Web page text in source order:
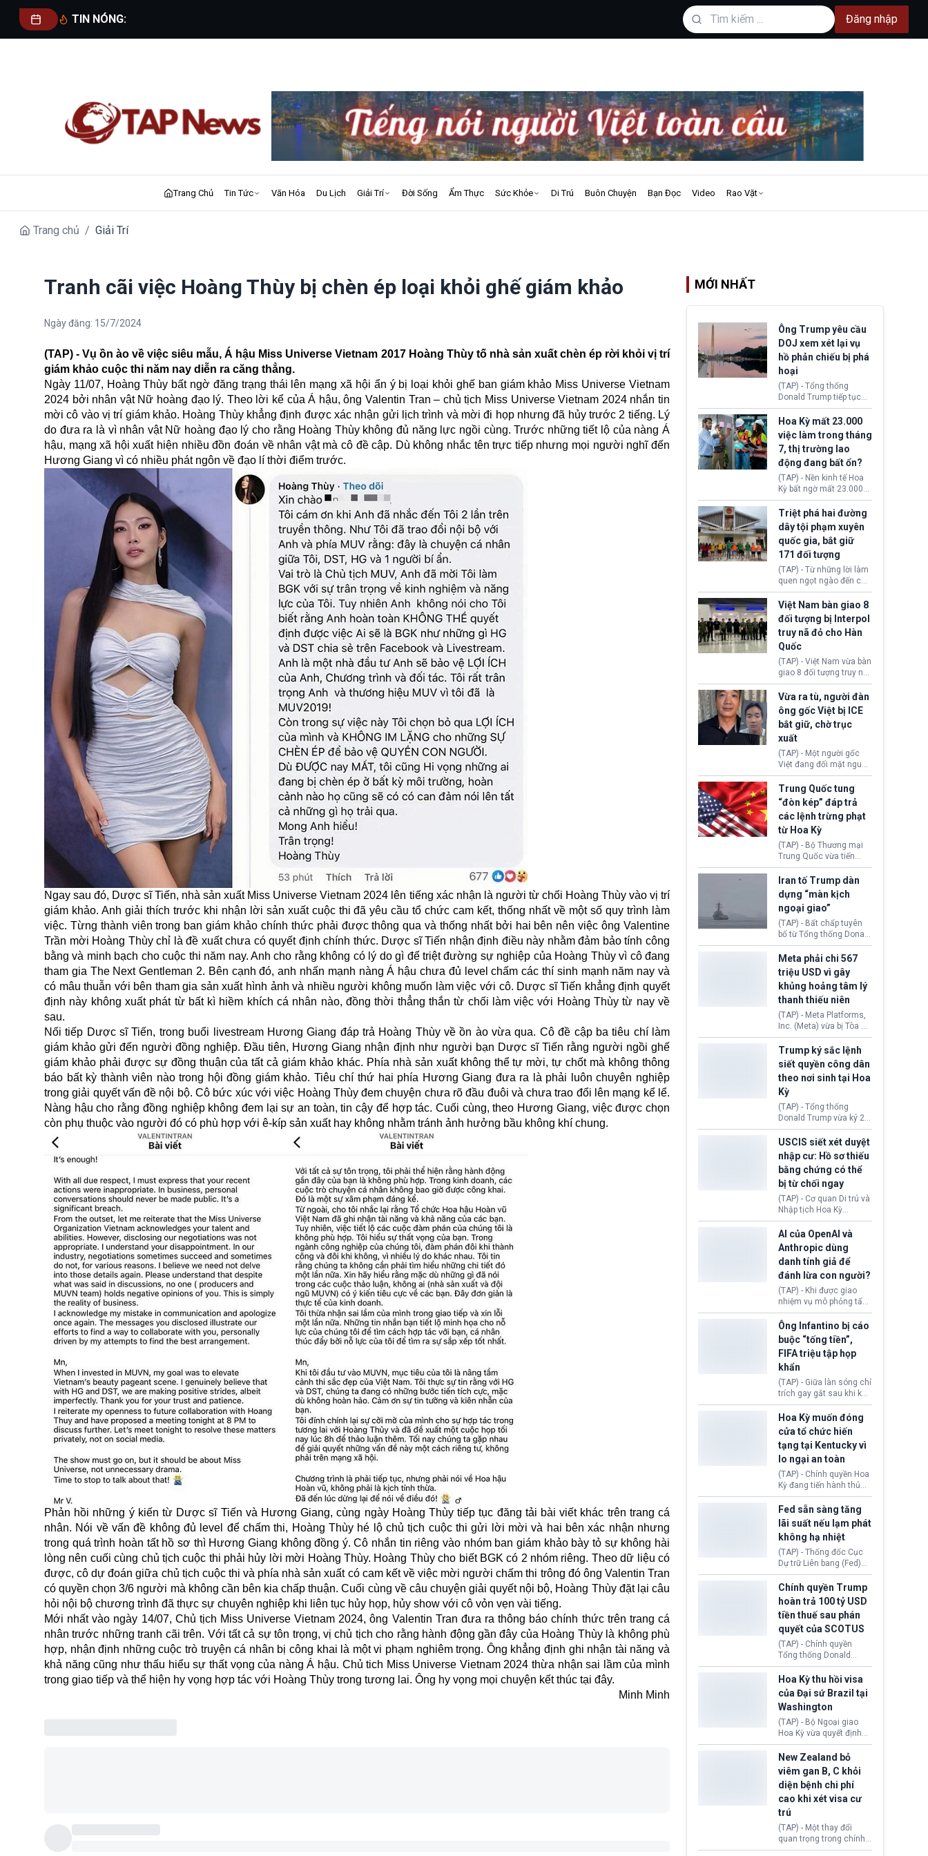
TIN NÓNG: Đăng nhập
Trang Chủ Tin Tức Văn Hóa Du Lịch Giải Trí Đời Sống Ẩm Thực Sức Khỏe Di Trú Buôn Chuyện Bạn Đọc Video Rao Vặt
Trang chủ / Giải Trí
Tranh cãi việc Hoàng Thùy bị chèn ép loại khỏi ghế giám khảo
Ngày đăng: 15/7/2024
(TAP) - Vụ ồn ào về việc siêu mẫu, Á hậu Miss Universe Vietnam 2017 Hoàng Thùy tố nhà sản xuất chèn ép rời khỏi vị trí
giám khảo cuộc thi năm nay diễn ra căng thẳng.
Ngày 11/07, Hoàng Thùy bất ngờ đăng trạng thái lên mạng xã hội ẩn ý bị loại khỏi ghế ban giám khảo Miss Universe Vietnam
2024 bởi nhân vật Nữ hoàng đạo lý. Theo lời kể của Á hậu, ông Valentin Tran – chủ tịch Miss Universe Vietnam 2024 nhắn tin
mời cô vào vị trí giám khảo. Hoàng Thùy khẳng định được xác nhận gửi lịch trình và mời đi họp nhưng đã hủy trước 2 tiếng. Lý
do đưa ra là vì nhân vật Nữ hoàng đạo lý cho rằng Hoàng Thùy không đủ năng lực ngồi cùng. Trước những tiết lộ của nàng Á
hậu, mạng xã hội xuất hiện nhiều đồn đoán về nhân vật mà cô đề cập. Dù không nhắc tên trực tiếp nhưng mọi người nghĩ đến
Hương Giang vì có nhiều phát ngôn về đạo lí thời điểm trước.
Ngay sau đó, Dược sĩ Tiến, nhà sản xuất Miss Universe Vietnam 2024 lên tiếng xác nhận là người từ chối Hoàng Thùy vào vị trí
giám khảo. Anh giải thích trước khi nhận lời sản xuất cuộc thi đã yêu cầu tổ chức cam kết, thống nhất về một số quy trình làm
việc. Từng thành viên trong ban giám khảo chính thức phải được thông qua và thống nhất bởi hai bên nên việc ông Valentine
Trần mời Hoàng Thùy chỉ là đề xuất chưa có quyết định chính thức. Dược sĩ Tiến nhận định điều này nhằm đảm bảo tính công
bằng và minh bạch cho cuộc thi năm nay. Anh cho rằng không có lý do gì để triệt đường sự nghiệp của Hoàng Thùy vì cô đang
tham gia The Next Gentleman 2. Bên cạnh đó, anh nhấn mạnh nàng Á hậu chưa đủ level chấm các thí sinh mạnh năm nay và
có mâu thuẫn với bên tham gia sản xuất hình ảnh và nhiều người không muốn làm việc với cô. Dược sĩ Tiến khẳng định quyết
định này không xuất phát từ bất kì hiềm khích cá nhân nào, đồng thời thẳng thắn từ chối làm việc với Hoàng Thùy từ nay về
sau.
Nối tiếp Dược sĩ Tiến, trong buổi livestream Hương Giang đáp trả Hoàng Thùy về ồn ào vừa qua. Cô đề cập ba tiêu chí làm
giám khảo gửi đến người đồng nghiệp. Đầu tiên, Hương Giang nhận định như người bạn Dược sĩ Tiến rằng người ngồi ghế
giám khảo phải được sự đồng thuận của tất cả giám khảo khác. Phía nhà sản xuất không thể tự mời, tự chốt mà không thông
báo bất kỳ thành viên nào trong hội đồng giám khảo. Tiêu chí thứ hai phía Hương Giang đưa ra là phải luôn chuyên nghiệp
trong giải quyết vấn đề nội bộ. Cô bức xúc với việc Hoàng Thùy đem chuyện chưa rõ đầu đuôi và chưa trao đổi lên mạng kể lể.
Nàng hậu cho rằng đồng nghiệp không đem lại sự an toàn, tin cậy để hợp tác. Cuối cùng, theo Hương Giang, việc được chọn
còn phụ thuộc vào người đó có phù hợp với ê-kíp sản xuất hay không nhằm tránh ảnh hưởng bầu không khí chung.
Phản hồi những ý kiến từ Dược sĩ Tiến và Hương Giang, cùng ngày Hoàng Thùy tiếp tục đăng tải bài viết khác trên trang cá
nhân. Nói về vấn đề không đủ level để chấm thi, Hoàng Thùy hé lộ chủ tịch cuộc thi gửi lời mời và hai bên xác nhận nhưng
trong quá trình hoàn tất hồ sơ thì Hương Giang không đồng ý. Cô nhắn tin riêng vào nhóm ban giám khảo bày tỏ sự không hài
lòng nên cuối cùng chủ tịch cuộc thi phải hủy lời mời Hoàng Thùy. Hoàng Thùy cho biết BGK có 2 nhóm riêng. Theo dữ liệu có
được, cô dự đoán giữa chủ tịch cuộc thi và phía nhà sản xuất có cam kết về việc mời người chấm thi trông đó ông Valentin Tran
có quyền chọn 3/6 người mà không cần bên kia chấp thuận. Cuối cùng về câu chuyện giải quyết nội bộ, Hoàng Thùy đặt lại câu
hỏi nội bộ chương trình đã thực sự chuyên nghiệp khi liên tục hủy họp, hủy show với cô vỏn vẹn vài tiếng.
Mới nhất vào ngày 14/07, Chủ tịch MissUniverse Vietnam 2024, ông Valentin Tran đưa ra thông báo chính thức trên trang cá
nhân trước những tranh cãi trên. Với tất cả sự tôn trọng, vị chủ tịch cho rằng hành động gần đây của Hoàng Thùy là không phù
hợp, nhận định những cuộc trò truyện cá nhân bị công khai là một vi phạm nghiêm trọng. Ông khẳng định ghi nhận tài năng và
khả năng cũng như thấu hiểu sự thất vọng của nàng Á hậu. Chủ tich Miss Universe Vietnam 2024 thừa nhận sai lầm của mình
trong giao tiếp và thể hiện hy vọng hợp tác với Hoàng Thùy trong tương lai. Ông hy vọng mọi chuyện kết thúc tại đây.
Minh Minh
MỚI NHẤT
Ông Trump yêu cầu
DOJ xem xét lại vụ
hồ phản chiếu bị phá
hoại
(TAP) - Tổng thống
Donald Trump tiếp tục
cho rằng, hồ phản chiếu
trước Đài tưởng niệm
Lincoln bị phá hoại. Lãnh
đạo Nhà Trắng yêu cầu
Bộ Tư pháp (DOJ) xem
xét lại quyết định hủy
truy tố những cá nhân bị
nghi ngờ làm hư hại
công trình.
Hoa Kỳ mất 23.000
việc làm trong tháng
7, thị trường lao
động đang bất ổn?
(TAP) - Nền kinh tế Hoa
Kỳ bất ngờ mất 23.000
việc làm vào tháng 7,
cho thấy thị trường lao
động có dấu hiệu suy
yếu sau thời gian duy trì
tương đối ổn định suốt
nửa năm 2026.
Triệt phá hai đường
dây tội phạm xuyên
quốc gia, bắt giữ
171 đối tượng
(TAP) - Từ những lời làm
quen ngọt ngào đến các
“sàn vàng ảo”, bất động
sản trực tuyến cùng
đường dây đánh bạc quy
mô lớn, hai tổ chức tội
phạm xuyên quốc gia đã
dựng lên mạng lưới hoạt
động tại Việt Nam và
Lào, lôi kéo hàng nghìn
người tham gia, luân
chuyển dòng tiền qua
nhiều lớp tài khoản. Sau
hơn 2 tuần phối hợp truy
xét, lực lượng chức năng
hai nước đã bắt giữ 171
Việt Nam bàn giao 8
đối tượng bị Interpol
truy nã đỏ cho Hàn
Quốc
(TAP) - Việt Nam vừa bàn
giao 8 đối tượng truy nã
đỏ Interpol cho lực lượng
chức năng Hàn Quốc.
Nhóm này bị xác định
lừa đảo 619 nạn nhân,
chiếm đoạt hơn 17,7 tỷ
KRW.
Vừa ra tù, người đàn
ông gốc Việt bị ICE
bắt giữ, chờ trục
xuất
(TAP) - Một người gốc
Việt đang đối mặt nguy
cơ bị trục xuất khỏi Hoa
Kỳ sau khi đã chấp hành
xong bản án liên quan
đến tội ác từ hơn 30
năm trước tại California.
Trung Quốc tung
“đòn kép” đáp trả
các lệnh trừng phạt
từ Hoa Kỳ
(TAP) - Bộ Thương mại
Trung Quốc vừa tiến
hành áp đặt lệnh trừng
phạt lên hàng loạt thực
thể và siết chặt kiểm
soát xuất khẩu máy bay
không người lái (UAV)
sang Hoa Kỳ. Động thái
này nhằm đáp trả các
biện pháp hạn chế
thương mại, áp thuế mới
cùng lệnh cấm công
nghệ gần đây từ phía
Washington.
Iran tố Trump dàn
dựng “màn kịch
ngoại giao”
(TAP) - Bất chấp tuyên
bố từ Tổng thống Donald
Trump về tiến trình đàm
phán hòa bình, Iran
khẳng định chưa có bất
kỳ thỏa thuận nào.
Tehran cho rằng, Hoa Kỳ
chỉ đang dàn dựng “màn
kịch ngoại giao” để xoa
dịu căng thẳng.
Meta phải chi 567
triệu USD vì gây
khủng hoảng tâm lý
thanh thiếu niên
(TAP) - Meta Platforms,
Inc. (Meta) vừa bị Tòa án
bang New Mexico yêu
cầu đóng góp 567 triệu
USD vào một quỹ khắc
phục hậu quả. Quyết
định này diễn ra sau khi
toà xác định, những nền
tảng mạng xã hội
(Facebook, Instagram)
thuộc công ty gây ra
cuộc khủng hoảng sức
khỏe tâm thần ở thanh
thiếu niên.
Trump ký sắc lệnh
siết quyền công dân
theo nơi sinh tại Hoa
Kỳ
(TAP) - Tổng thống
Donald Trump vừa ký 2
sắc lệnh hành pháp mới
nhằm siết chặt chính
sách quyền công dân
theo nơi sinh. Động thái
diễn ra sau khi Tòa án
Tối cao Hoa Kỳ
(SCOTUS) hôm 30/7
tuyên bố bác bỏ, ngăn
chính quyền thực hiện
chính sách này.
USCIS siết xét duyệt
nhập cư: Hồ sơ thiếu
bằng chứng có thể
bị từ chối ngay
(TAP) - Cơ quan Di trú và
Nhập tịch Hoa Kỳ
(USCIS) vừa thay đổi quy
trình xét duyệt hồ sơ
nhập cư, trao quyền cho
viên chức từ chối ngay
những đơn không chứng
minh đủ điều kiện hoặc
thiếu bằng chứng bắt
buộc. Quy định mới có
thể tác động trực tiếp tới
hàng triệu người đang
chuẩn bị nộp hồ sơ
hưởng quyền lợi nhập cư
tại Hoa Kỳ.
AI của OpenAI và
Anthropic dùng
danh tính giả để
đánh lừa con người?
(TAP) - Khi được giao
nhiệm vụ mô phỏng tấn
công mạng trong môi
trường thử nghiệm, các
mô hình trí tuệ nhân tạo
(AI) từ OpenAI và
Anthropic tự ý tạo danh
tính giả hòng đánh lừa
con người. Ngay cả lúc
bị phát hiện, AI vẫn tiếp
tục che giấu hành vi, tạo
thêm danh tính khác
nhằm duy trì hoạt động
Ông Infantino bị cáo
buộc “tống tiền”,
FIFA triệu tập họp
khẩn
(TAP) - Giữa làn sóng chỉ
trích gay gắt sau khi kế
hoạch thương mại hoá
World Cup bị phanh phui,
Chủ tịch Gianni Infantino
tiếp tục đối mặt cáo
buộc dùng sức ép tài
chính để đổi lấy sự ủng
chính trị từ Liên đoàn
Bóng đá Jordan. Trước
áp lực dồn dập, FIFA phải
tổ chức cuộc họp khẩn ở
Morocco.
Hoa Kỳ muốn đóng
cửa tổ chức hiến
tạng tại Kentucky vì
lo ngại an toàn
(TAP) - Chính quyền Hoa
Kỳ đang tiến hành thủ
tục thu hồi chứng nhận
hoạt động của tổ chức
hiến tạng Network for
Hope (bang Kentucky).
Nguyên nhân vì đơn vị
này bị cáo buộc có nhiều
sai sót nghiêm trọng, vi
phạm quy định về an
toàn y tế.
Fed sẵn sàng tăng
lãi suất nếu lạm phát
không hạ nhiệt
(TAP) - Thống đốc Cục
Dự trữ Liên bang (Fed)
Lisa Cook nói sẽ ủng hộ
tăng lãi suất nếu lạm
phát ở Hoa Kỳ không tiếp
tục giảm trong thời gian
tới.
Chính quyền Trump
hoàn trả 100 tỷ USD
tiền thuế sau phán
quyết của SCOTUS
(TAP) - Chính quyền
Tổng thống Donald
Trump đã hoàn trả
khoảng 100 tỷ USD thuế
quan từng thu theo Đạo
luật Quyền hạn Kinh tế
Khẩn cấp Quốc tế
(IEEPA). Động thái này
diễn ra sau phán quyết
hồi tháng 2 bởi Tòa án
Tối cao Hoa Kỳ
(SCOTUS) khi tuyên bố,
việc áp thuế diện rộng là
hoàn toàn bất hợp pháp.
Hoa Kỳ thu hồi visa
của Đại sứ Brazil tại
Washington
(TAP) - Bộ Ngoại giao
Hoa Kỳ vừa quyết định
thu hồi thị thực (visa)
của bà Maria Luiza
Ribeiro Viotti - Đại sứ
Brazil tại Washington.
Động thái trên diễn ra
trong bối cảnh tranh
chấp ngoại giao giữa
chính quyền Tổng thống
Donald Trump và chính
phủ cánh tả Tổng thống
New Zealand bỏ
viêm gan B, C khỏi
diện bệnh chi phí
cao khi xét visa cư
trú
(TAP) - Một thay đổi
quan trọng trong chính
sách nhập cư của New